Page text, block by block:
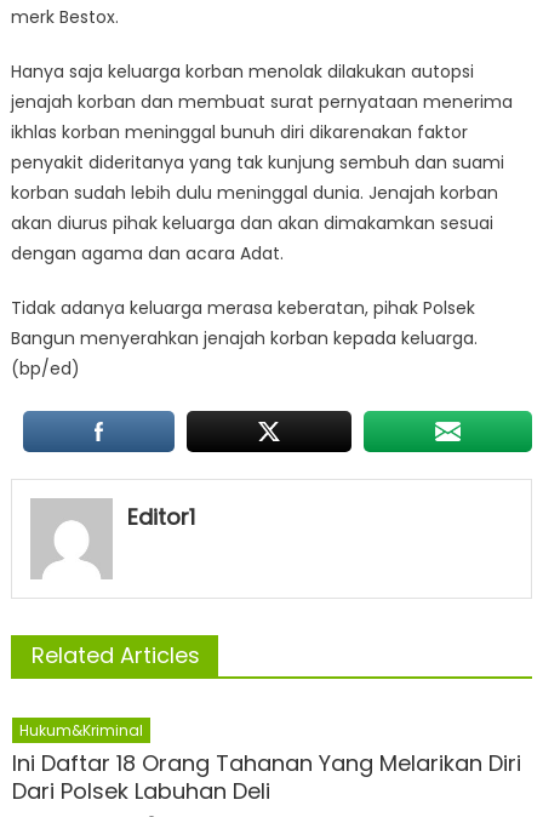
merk Bestox.
Hanya saja keluarga korban menolak dilakukan autopsi
jenajah korban dan membuat surat pernyataan menerima
ikhlas korban meninggal bunuh diri dikarenakan faktor
penyakit dideritanya yang tak kunjung sembuh dan suami
korban sudah lebih dulu meninggal dunia. Jenajah korban
akan diurus pihak keluarga dan akan dimakamkan sesuai
dengan agama dan acara Adat.
Tidak adanya keluarga merasa keberatan, pihak Polsek
Bangun menyerahkan jenajah korban kepada keluarga.
(bp/ed)
Editor1
Related Articles
Hukum&Kriminal
Ini Daftar 18 Orang Tahanan Yang Melarikan Diri
Dari Polsek Labuhan Deli